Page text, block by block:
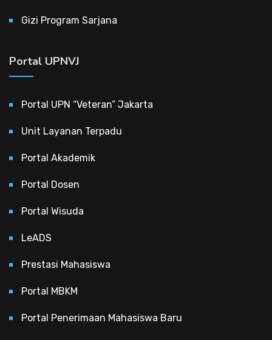
Gizi Program Sarjana
Portal UPNVJ
Portal UPN “Veteran” Jakarta
Unit Layanan Terpadu
Portal Akademik
Portal Dosen
Portal Wisuda
LeADS
Prestasi Mahasiswa
Portal MBKM
Portal Penerimaan Mahasiswa Baru